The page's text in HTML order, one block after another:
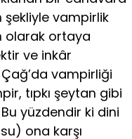
şekliyle vampirlik
olarak ortaya
ve inkâr
vampirliği
tıpkı şeytan gibi
yüzdendir ki dini
ona karşı